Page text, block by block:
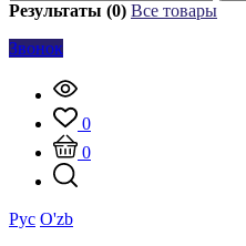
Результаты (0) Все товары
Звонок
0
0
Рус O'zb